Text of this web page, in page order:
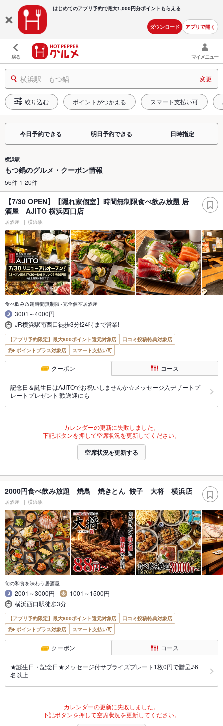
はじめてのアプリ予約で最大1,000円分ポイントもらえる
ダウンロード アプリで開く
戻る マイメニュー
横浜駅 もつ鍋 変更
絞り込む ポイントがつかえる スマート支払い可
今日予約できる 明日予約できる 日時指定
横浜駅
もつ鍋のグルメ・クーポン情報
56件 1-20件
【7/30 OPEN】【隠れ家個室】時間無制限食べ飲み放題 居
酒屋 AJITO 横浜西口店
居酒屋 横浜駅
食べ飲み放題時間無制限×完全個室居酒屋
3001～4000円
JR横浜駅南西口徒歩3分!24時まで営業!
【アプリ予約限定】最大800ポイント還元対象店
口コミ投稿特典対象店
ポイントプラス対象店
スマート支払い可
クーポン コース
記念日＆誕生日はAJITOでお祝いしませんか☆メッセージ入デザートプ
レートプレゼント!歓送迎にも
カレンダーの更新に失敗しました。
下記ボタンを押して空席状況を更新してください。
空席状況を更新する
2000円食べ飲み放題 焼鳥 焼きとん 餃子 大将 横浜店
居酒屋 横浜駅
旬の和食を味わう居酒屋
2001～3000円
1001～1500円
横浜西口駅徒歩3分
【アプリ予約限定】最大800ポイント還元対象店
口コミ投稿特典対象店
ポイントプラス対象店
スマート支払い可
クーポン コース
★誕生日・記念日★メッセージ付サプライズプレート1枚0円で贈呈♪6
名以上
カレンダーの更新に失敗しました。
下記ボタンを押して空席状況を更新してください。